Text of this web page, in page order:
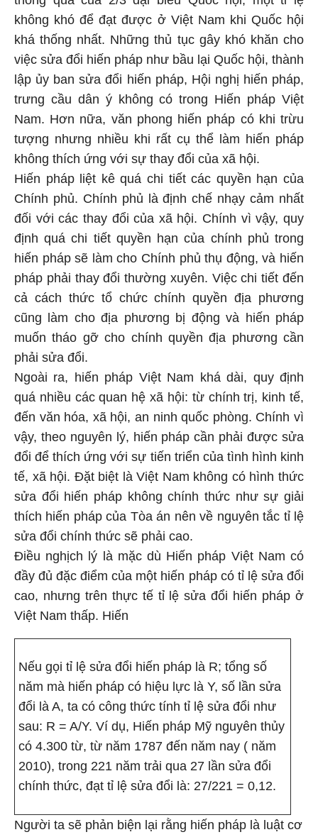
không khó để đạt được ở Việt Nam khi Quốc hội
khá thống nhất. Những thủ tục gây khó khăn cho
việc sửa đổi hiến pháp như bầu lại Quốc hội, thành
lập ủy ban sửa đổi hiến pháp, Hội nghị hiến pháp,
trưng cầu dân ý không có trong Hiến pháp Việt
Nam. Hơn nữa, văn phong hiến pháp có khi trừu
tượng nhưng nhiều khi rất cụ thể làm hiến pháp
không thích ứng với sự thay đổi của xã hội.
Hiến pháp liệt kê quá chi tiết các quyền hạn của
Chính phủ. Chính phủ là định chế nhạy cảm nhất
đối với các thay đổi của xã hội. Chính vì vậy, quy
định quá chi tiết quyền hạn của chính phủ trong
hiến pháp sẽ làm cho Chính phủ thụ động, và hiến
pháp phải thay đổi thường xuyên. Việc chi tiết đến
cả cách thức tổ chức chính quyền địa phương
cũng làm cho địa phương bị động và hiến pháp
muốn tháo gỡ cho chính quyền địa phương cần
phải sửa đổi.
Ngoài ra, hiến pháp Việt Nam khá dài, quy định
quá nhiều các quan hệ xã hội: từ chính trị, kinh tế,
đến văn hóa, xã hội, an ninh quốc phòng. Chính vì
vậy, theo nguyên lý, hiến pháp cần phải được sửa
đổi để thích ứng với sự tiến triển của tình hình kinh
tế, xã hội. Đặt biệt là Việt Nam không có hình thức
sửa đổi hiến pháp không chính thức như sự giải
thích hiến pháp của Tòa án nên về nguyên tắc tỉ lệ
sửa đổi chính thức sẽ phải cao.
Điều nghịch lý là mặc dù Hiến pháp Việt Nam có
đầy đủ đặc điểm của một hiến pháp có tỉ lệ sửa đổi
cao, nhưng trên thực tế tỉ lệ sửa đổi hiến pháp ở
Việt Nam thấp. Hiến
Nếu gọi tỉ lệ sửa đổi hiến pháp là R; tổng số
năm mà hiến pháp có hiệu lực là Y, số lần sửa
đổi là A, ta có công thức tính tỉ lệ sửa đổi như
sau: R = A/Y. Ví dụ, Hiến pháp Mỹ nguyên thủy
có 4.300 từ, từ năm 1787 đến năm nay ( năm
2010), trong 221 năm trải qua 27 lần sửa đổi
chính thức, đạt tỉ lệ sửa đổi là: 27/221 = 0,12.
Người ta sẽ phản biện lại rằng hiến pháp là luật cơ